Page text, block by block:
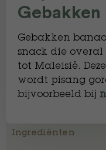
Gebakken
Gebakken
snack die
tot Maleisië.
wordt pisang
bijvoorbeeld bij
Ingrediënten